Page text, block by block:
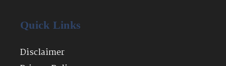
Quick Links
Disclaimer